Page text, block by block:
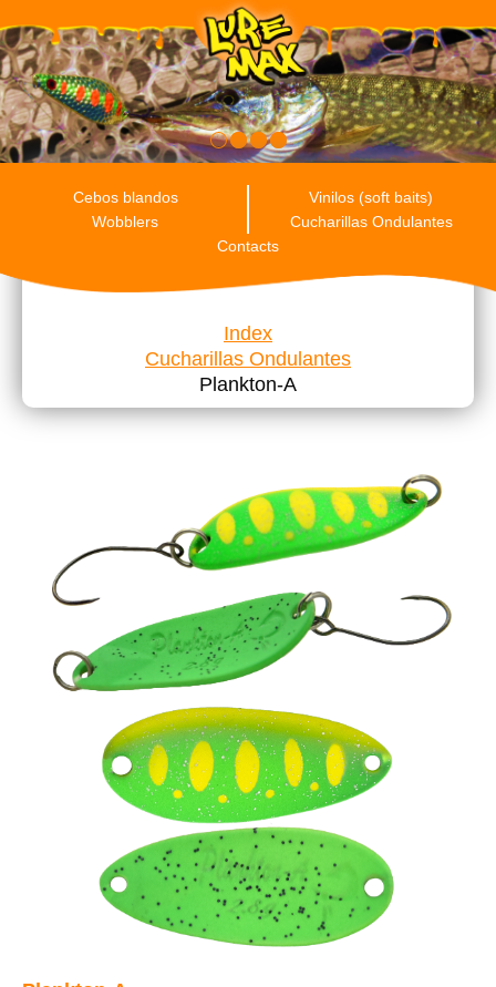
ENG
ES
Cebos blandos
Vinilos (soft baits)
Wobblers
Cucharillas Ondulantes
Contacts
Index
Cucharillas Ondulantes
Plankton-A